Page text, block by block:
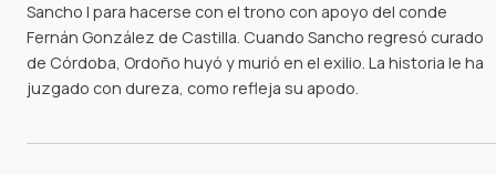
Sancho I para hacerse con el trono con apoyo del conde
Fernán González de Castilla. Cuando Sancho regresó curado
de Córdoba, Ordoño huyó y murió en el exilio. La historia le ha
juzgado con dureza, como refleja su apodo.